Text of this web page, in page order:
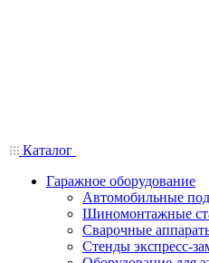
Каталог
Гаражное оборудование
Автомобильные
Шиномонтажные
Сварочные
Стенды экспресс-